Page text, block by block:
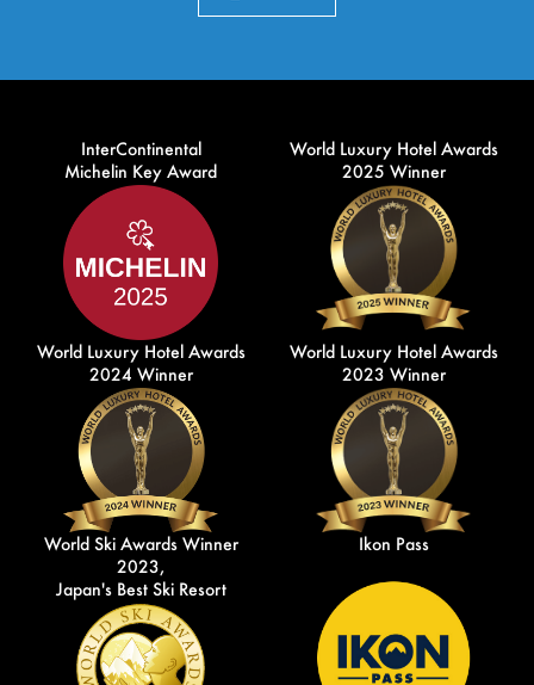
InterContinental
Michelin Key Award
World Luxury Hotel Awards
2025 Winner
World Luxury Hotel Awards
2024 Winner
World Luxury Hotel Awards
2023 Winner
World Ski Awards Winner
2023,
Japan's Best Ski Resort
Ikon Pass